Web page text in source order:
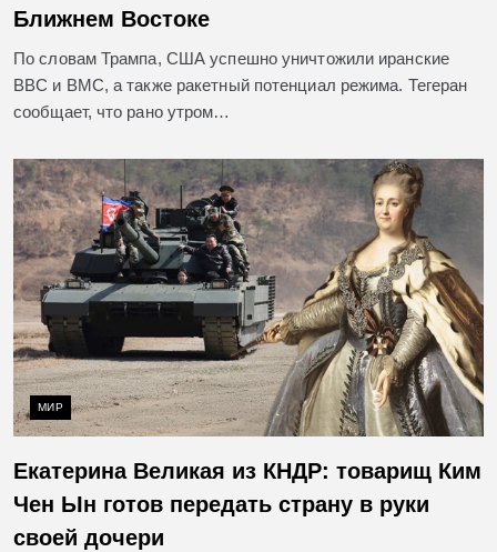
Ближнем Востоке
По словам Трампа, США успешно уничтожили иранские
ВВС и ВМС, а также ракетный потенциал режима. Тегеран
сообщает, что рано утром…
МИР
Екатерина Великая из КНДР: товарищ Ким
Чен Ын готов передать страну в руки
своей дочери